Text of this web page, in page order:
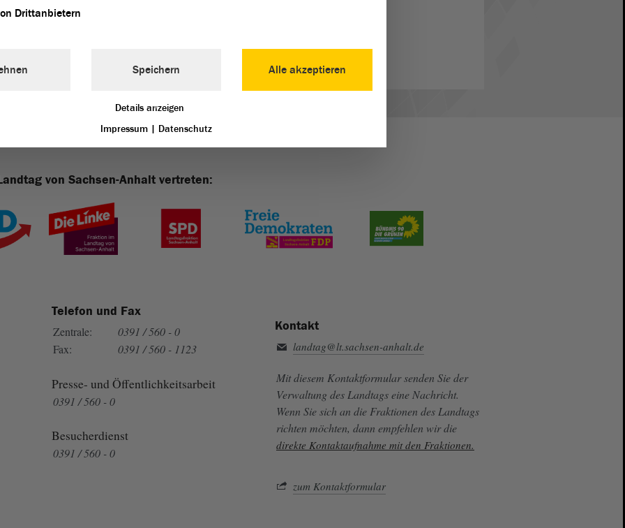
Sprache.)
von Sachsen-Anhalt vertreten:
Telefon und Fax
Zentrale:
0391 / 560 - 0
Fax:
0391 / 560 - 1123
Presse- und Öffentlichkeitsarbeit
0391 / 560 - 0
Besucherdienst
0391 / 560 - 0
Kontakt
landtag@lt.sachsen-anhalt.de
Mit diesem Kontaktformular senden Sie der
Verwaltung des Landtags eine Nachricht.
Wenn Sie sich an die Fraktionen des Landtags
richten möchten, dann empfehlen wir die
direkte Kontaktaufnahme mit den Fraktionen.
zum Kontaktformular
Drittanbietern
Alle akzeptieren
Speichern
Details anzeigen
Impressum | Datenschutz